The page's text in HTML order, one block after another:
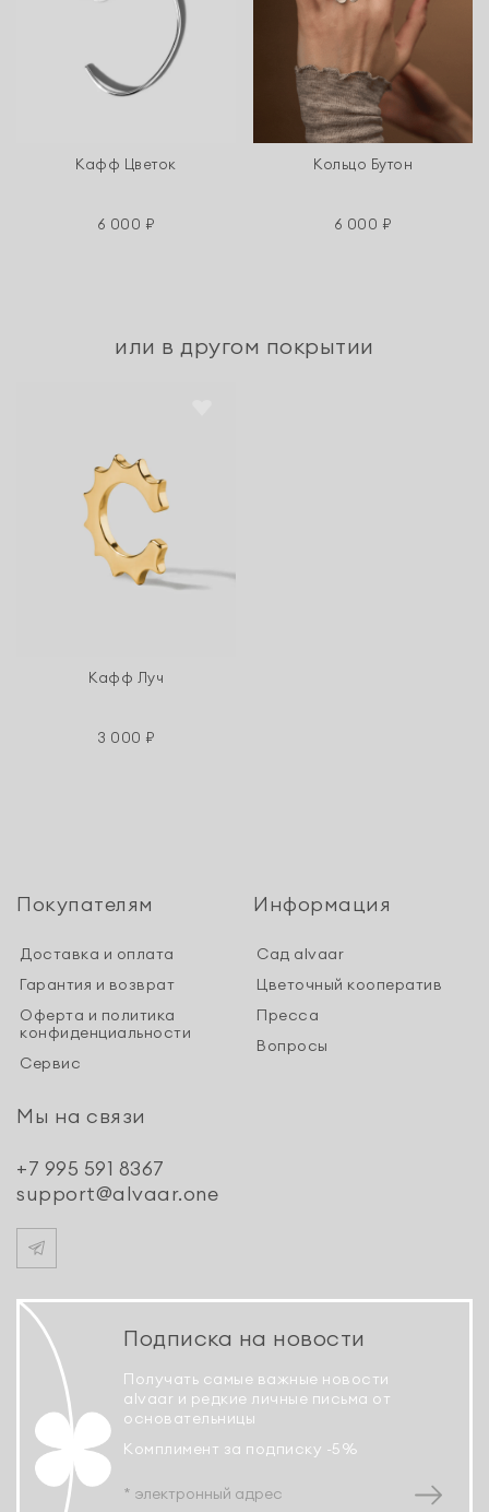
Кафф Цветок
6 000 ₽
Кольцо Бутон
6 000 ₽
или в другом покрытии
Кафф Луч
3 000 ₽
Покупателям
Доставка и оплата
Гарантия и возврат
Оферта и политика
конфиденциальности
Сервис
Информация
Сад alvaar
Цветочный кооператив
Пресса
Вопросы
Мы на связи
+7 995 591 8367
support@alvaar.one
Подписка на новости
Получать самые важные новости
alvaar и редкие личные письма от
основательницы
Комплимент за подписку -5%